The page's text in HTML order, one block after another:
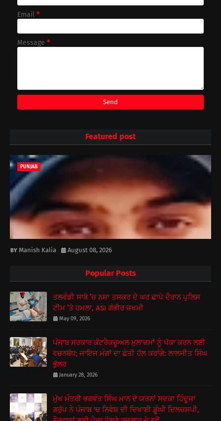
Email *
Message *
Featured post
PUNJAB
Manish Kalia August 08, 2026
Popular Posts
ਤਲਵੰਡੀ ਸਾਬੋ ’ਚ ਨਸ਼ਾ ਤਸਕਰ ਦੇ ਘਰ ਛਾਪੇ ਦੌਰਾਨ ਪੁਲਿਸ
ਟੀਮ ’ਤੇ ਹਮਲਾ, ASI ਗੰਭੀਰ ਜ਼ਖਮੀ
May 09, 2026
ਪੰਜਾਬ ਸਰਕਾਰ ਕੰਟਰੈਕਚੂਅਲ ਮੁਲਾਜ਼ਮਾਂ ਨੂੰ ਪੱਕਾ ਕਰਨ ਲਈ
ਵਚਨਬੱਧ; ਜਾਇਜ ਮੰਗਾਂ ਦਾ ਛੇਤੀ ਹੱਲ ਕਰਾਂਗੇ: ਲਾਲਜੀਤ ਸਿੰਘ
ਭੁੱਲਰ
January 28, 2026
ਮੁੱਖ ਮੰਤਰੀ ਭਗਵੰਤ ਸਿੰਘ ਮਾਨ ਦੇ ਯਤਨਾਂ ਸਦਕਾ ਹਿੰਦੂਜਾ
ਗਰੁੱਪ ਨੇ ਪੰਜਾਬ 'ਚ ਨਿਵੇਸ਼ ਦੀ ਦਿਖਾਈ ਡੂੰਘੀ ਦਿਲਚਸਪੀ,